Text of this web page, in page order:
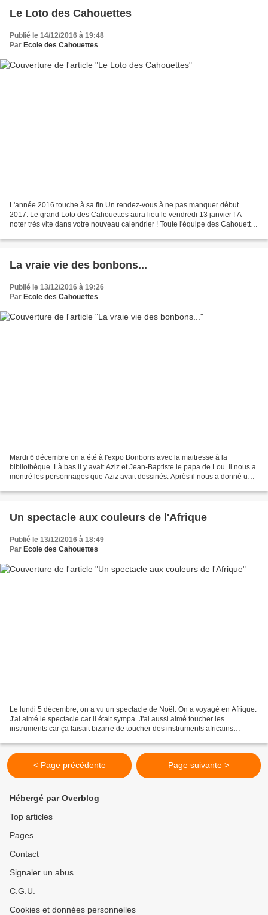
Le Loto des Cahouettes
Publié le 14/12/2016 à 19:48
Par Ecole des Cahouettes
L'année 2016 touche à sa fin.Un rendez-vous à ne pas manquer début
2017. Le grand Loto des Cahouettes aura lieu le vendredi 13 janvier ! A
noter très vite dans votre nouveau calendrier ! Toute l'équipe des Cahouettes
La vraie vie des bonbons...
Publié le 13/12/2016 à 19:26
Par Ecole des Cahouettes
Mardi 6 décembre on a été à l'expo Bonbons avec la maitresse à la
bibliothèque. Là bas il y avait Aziz et Jean-Baptiste le papa de Lou. Il nous a
montré les personnages que Aziz avait dessinés. Après il nous a donné un
Un spectacle aux couleurs de l'Afrique
Publié le 13/12/2016 à 18:49
Par Ecole des Cahouettes
Le lundi 5 décembre, on a vu un spectacle de Noël. On a voyagé en Afrique.
J'ai aimé le spectacle car il était sympa. J'ai aussi aimé toucher les
instruments car ça faisait bizarre de toucher des instruments africains
< Page précédente Page suivante >
Hébergé par Overblog
Top articles
Pages
Contact
Signaler un abus
C.G.U.
Cookies et données personnelles